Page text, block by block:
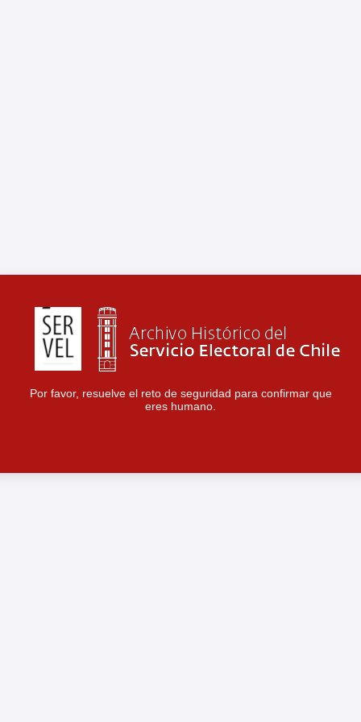
Por favor, resuelve el reto de seguridad para confirmar que
eres humano.